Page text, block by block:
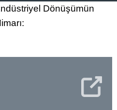
Dönüşümün